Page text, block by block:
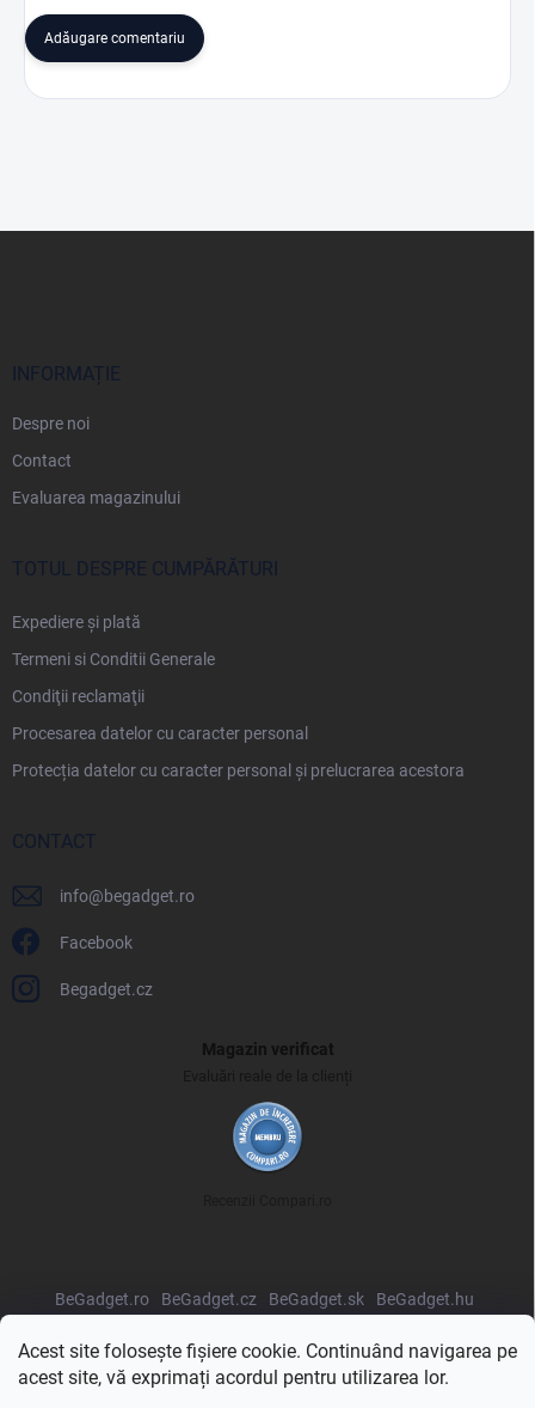
Acest site folosește fișiere cookie. Continuând navigarea pe
acest site, vă exprimați acordul pentru utilizarea lor.
Adăugare comentariu
INFORMAȚIE
Despre noi
Contact
Evaluarea magazinului
TOTUL DESPRE CUMPĂRĂTURI
Expediere și plată
Termeni si Conditii Generale
Condiţii reclamaţii
Procesarea datelor cu caracter personal
Protecția datelor cu caracter personal și prelucrarea acestora
CONTACT
info@begadget.ro
Facebook
Begadget.cz
Magazin verificat
BeGadget.ro BeGadget.cz BeGadget.sk
BeGadget.hu